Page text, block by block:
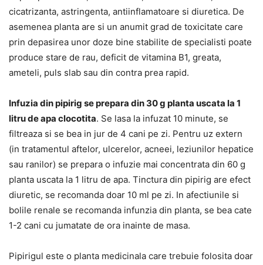
cicatrizanta, astringenta, antiinflamatoare si diuretica. De
asemenea planta are si un anumit grad de toxicitate care
prin depasirea unor doze bine stabilite de specialisti poate
produce stare de rau, deficit de vitamina B1, greata,
ameteli, puls slab sau din contra prea rapid.
Infuzia din pipirig se prepara din 30 g planta uscata la 1
litru de apa clocotita. Se lasa la infuzat 10 minute, se
filtreaza si se bea in jur de 4 cani pe zi. Pentru uz extern
(in tratamentul aftelor, ulcerelor, acneei, leziunilor hepatice
sau ranilor) se prepara o infuzie mai concentrata din 60 g
planta uscata la 1 litru de apa. Tinctura din pipirig are efect
diuretic, se recomanda doar 10 ml pe zi. In afectiunile si
bolile renale se recomanda infunzia din planta, se bea cate
1-2 cani cu jumatate de ora inainte de masa.
Pipirigul este o planta medicinala care trebuie folosita doar